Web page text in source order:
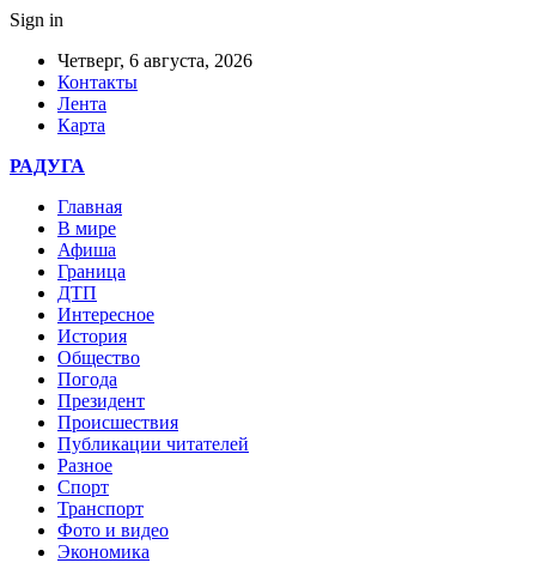
Sign in
Четверг, 6 августа, 2026
Контакты
Лента
Карта
РАДУГА
Главная
В мире
Афиша
Граница
ДТП
Интересное
История
Общество
Погода
Президент
Происшествия
Публикации читателей
Разное
Спорт
Транспорт
Фото и видео
Экономика